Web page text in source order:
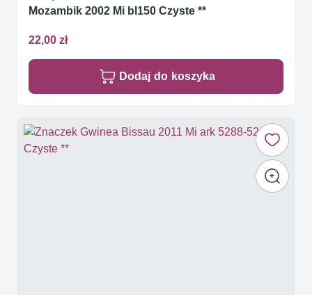
Mozambik 2002 Mi bl150 Czyste **
22,00 zł
Dodaj do koszyka